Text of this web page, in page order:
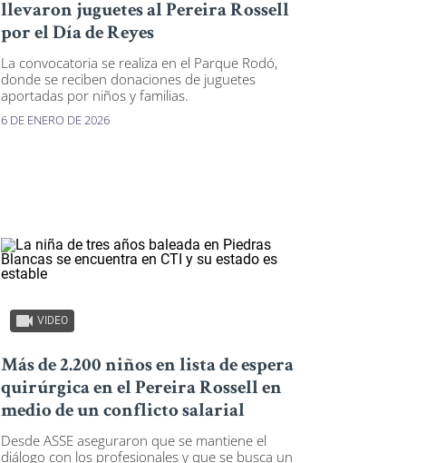
llevaron juguetes al Pereira Rossell
por el Día de Reyes
La convocatoria se realiza en el Parque Rodó,
donde se reciben donaciones de juguetes
aportadas por niños y familias.
6 DE ENERO DE 2026
VIDEO
Más de 2.200 niños en lista de espera
quirúrgica en el Pereira Rossell en
medio de un conflicto salarial
Desde ASSE aseguraron que se mantiene el
diálogo con los profesionales y que se busca un